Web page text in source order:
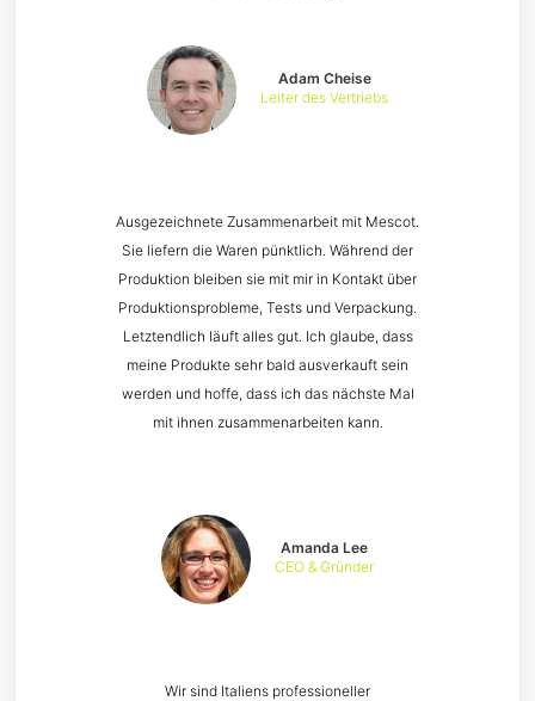
Wir sind Italiens professioneller
Amanda Lee
CEO & Gründer
Ausgezeichnete Zusammenarbeit mit Mescot.
Sie liefern die Waren pünktlich. Während der
Produktion bleiben sie mit mir in Kontakt über
Produktionsprobleme, Tests und Verpackung.
Letztendlich läuft alles gut. Ich glaube, dass
meine Produkte sehr bald ausverkauft sein
werden und hoffe, dass ich das nächste Mal
mit ihnen zusammenarbeiten kann.
Adam Cheise
Leiter des Vertriebs